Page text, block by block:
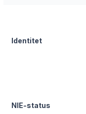
Identitet
NIE-status